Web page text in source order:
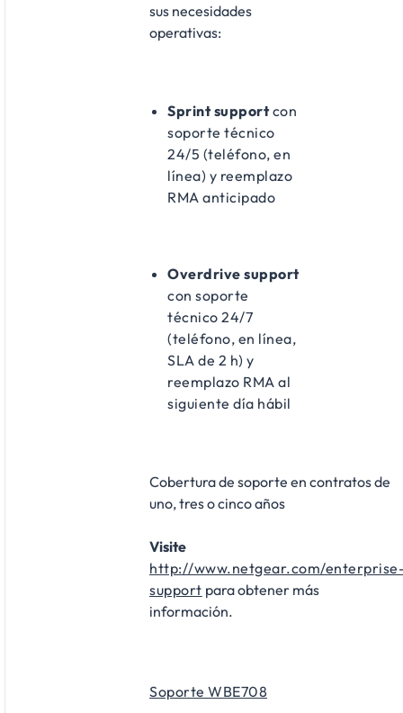
sus necesidades
operativas:
Sprint supportcon
soporte técnico
24/5 (teléfono, en
línea) y reemplazo
RMA anticipado
Overdrive support
con soporte
técnico 24/7
(teléfono, en línea,
SLA de 2 h) y
reemplazo RMA al
siguiente día hábil
Cobertura de soporte en contratos de
uno, tres o cinco años
Visite
http://www.netgear.com/
support para obtener más
información.
Soporte WBE708